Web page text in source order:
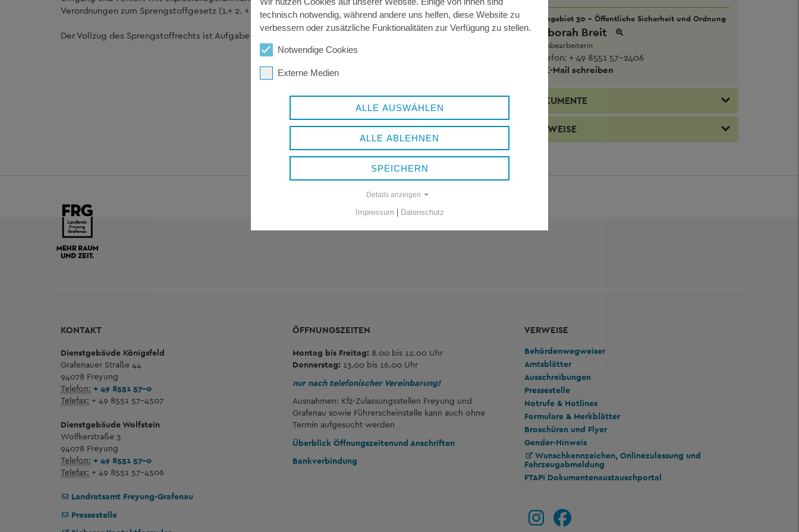
Verordnungen zum Sprengstoffgesetz (1.+ 2. + 3. SprengV) geregelt.
Der Vollzug des Sprengstoffrechts ist Aufgabe der Länder.
Sachgebiet 30 - Öffentliche Sicherheit und Ordnung
Deborah Breit
Sachbearbeiterin
Telefon: + 49 8551 57-2406
E-Mail schreiben
DOKUMENTE
VERWEISE
KONTAKT
Dienstgebäude Königsfeld
Grafenauer Straße 44
94078 Freyung
Telefon: + 49 8551 57-0
Telefax: + 49 8551 57-4507
Dienstgebäude Wolfstein
Wolfkerstraße 3
94078 Freyung
Telefon: + 49 8551 57-0
Telefax: + 49 8551 57-4506
Landratsamt Freyung-Grafenau
Pressestelle
ÖFFNUNGSZEITEN
Montag bis Freitag: 8.00 bis 12.00 Uhr
Donnerstag: 13.00 bis 16.00 Uhr
nur nach telefonischer Vereinbarung!
Ausnahmen: Kfz-Zulassungsstellen Freyung und
Grafenau sowie Führerscheinstelle kann auch ohne
Termin aufgesucht werden
Überblick Öffnungszeitenund Anschriften
Bankverbindung
VERWEISE
Behördenwegweiser
Amtsblätter
Ausschreibungen
Pressestelle
Notrufe & Hotlines
Formulare & Merkblätter
Broschüren und Flyer
Gender-Hinweis
Wunschkennzeichen, Onlinezulassung und
Fahrzeugabmeldung
FTAPI Dokumentenaustauschportal
technisch notwendig, während andere uns helfen, diese Website zu
verbessern oder zusätzliche Funktionalitäten zur Verfügung zu stellen.
Notwendige Cookies
Externe Medien
ALLE AUSWÄHLEN
ALLE ABLEHNEN
SPEICHERN
Details anzeigen
Impressum | Datenschutz